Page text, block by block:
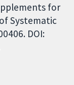
for
Systematic
DOI: